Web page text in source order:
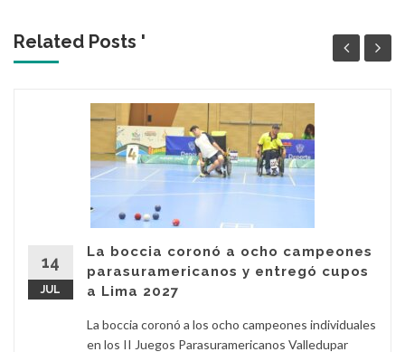
Related Posts '
14
JUL
La boccia coronó a ocho campeones
parasuramericanos y entregó cupos
a Lima 2027
La boccia coronó a los ocho campeones individuales
en los II Juegos Parasuramericanos Valledupar